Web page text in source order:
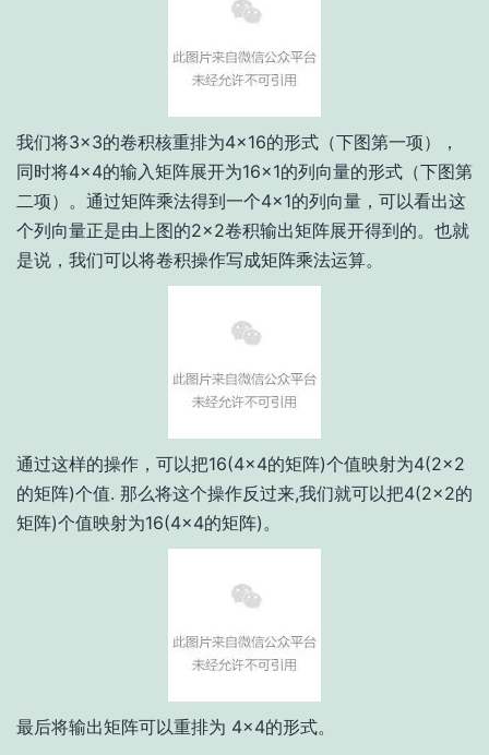
我们将3×3的卷积核重排为4×16的形式（下图第一项），
同时将4×4的输入矩阵展开为16×1的列向量的形式（下图第
二项）。通过矩阵乘法得到一个4×1的列向量，可以看出这
个列向量正是由上图的2×2卷积输出矩阵展开得到的。也就
是说，我们可以将卷积操作写成矩阵乘法运算。
通过这样的操作，可以把16(4×4的矩阵)个值映射为4(2×2
的矩阵)个值. 那么将这个操作反过来,我们就可以把4(2×2的
矩阵)个值映射为16(4×4的矩阵)。
最后将输出矩阵可以重排为 4×4的形式。